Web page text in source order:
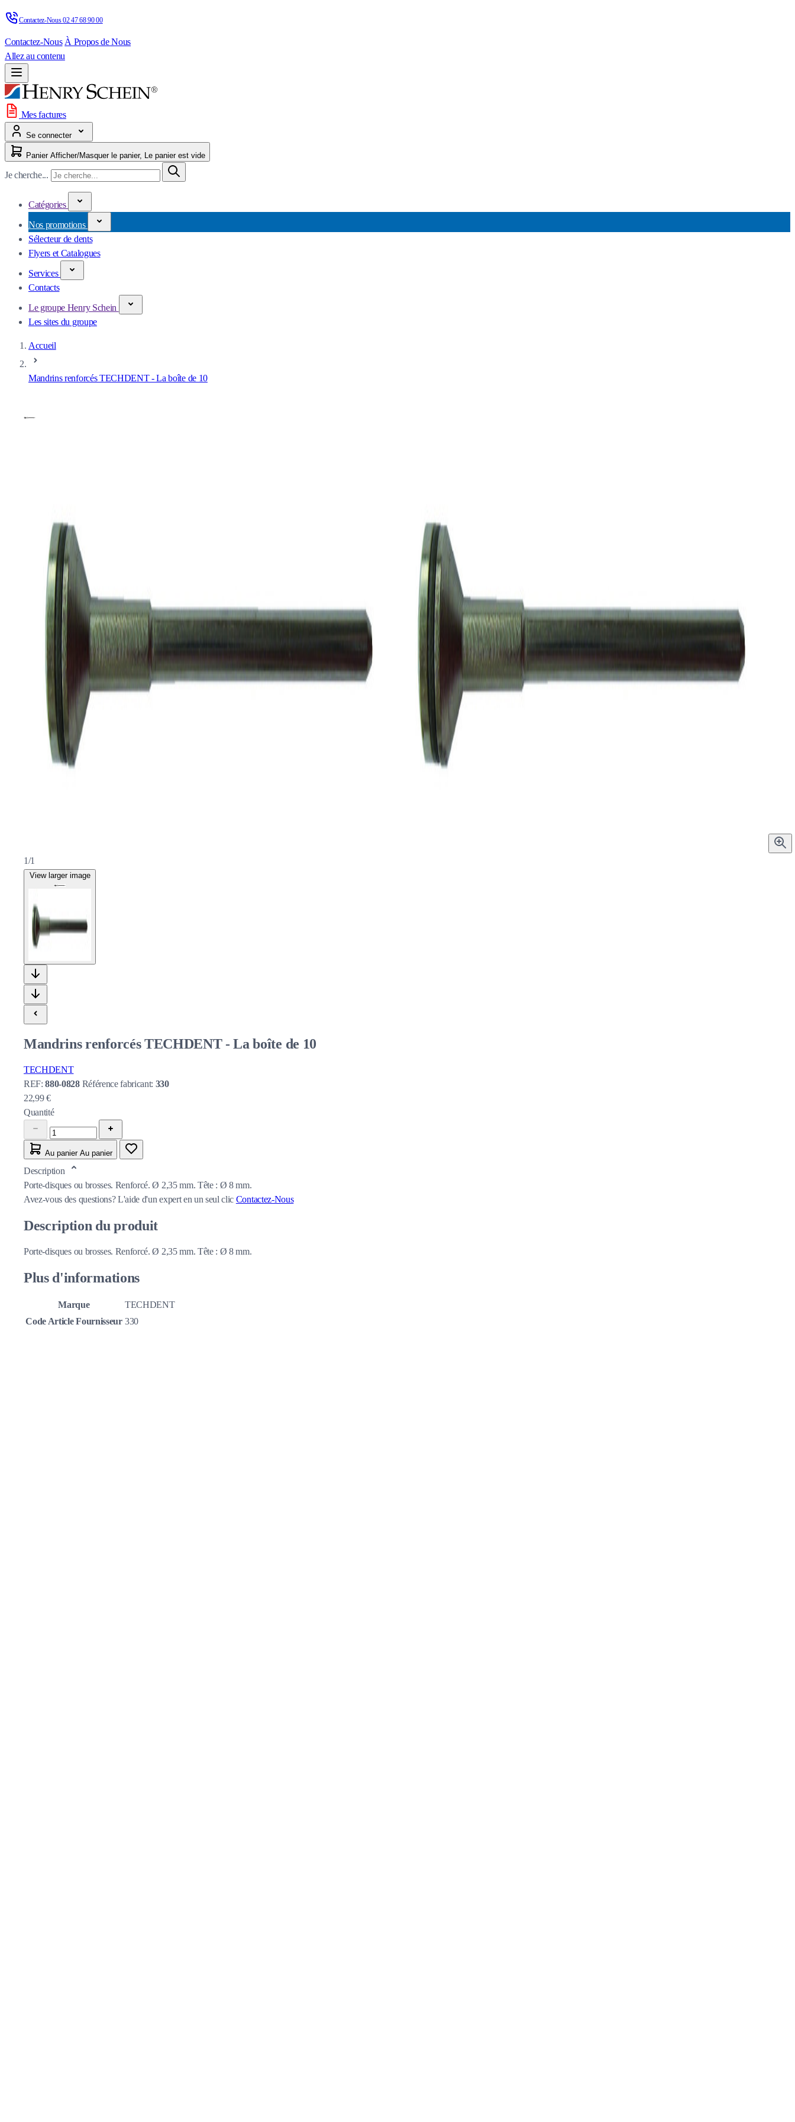
Contactez-Nous 02 47 68 90 00
Contactez-Nous À Propos de Nous
Allez au contenu
Mes factures
Se connecter
Panier Afficher/Masquer le panier, Le panier est vide
Je cherche...
Catégories
Nos promotions
Sélecteur de dents
Flyers et Catalogues
Services
Contacts
Le groupe Henry Schein
Les sites du groupe
Accueil
Mandrins renforcés TECHDENT - La boîte de 10
1/1
View larger image
Mandrins renforcés TECHDENT - La boîte de 10
TECHDENT
REF:880-0828 Référence fabricant: 330
22,99 €
Quantité
Au panier Au panier
Description
Porte-disques ou brosses. Renforcé. Ø 2,35 mm. Tête : Ø 8 mm.
Avez-vous des questions?L'aide d'un expert en un seul clic Contactez-Nous
Description du produit
Porte-disques ou brosses. Renforcé. Ø 2,35 mm. Tête : Ø 8 mm.
Plus d'informations
Marque
TECHDENT
Code Article Fournisseur 330